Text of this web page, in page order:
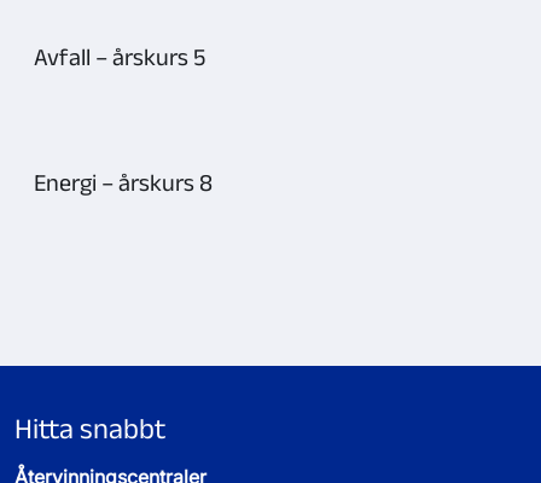
Avfall – årskurs 5
Energi – årskurs 8
4
Hitta snabbt
Återvinningscentraler